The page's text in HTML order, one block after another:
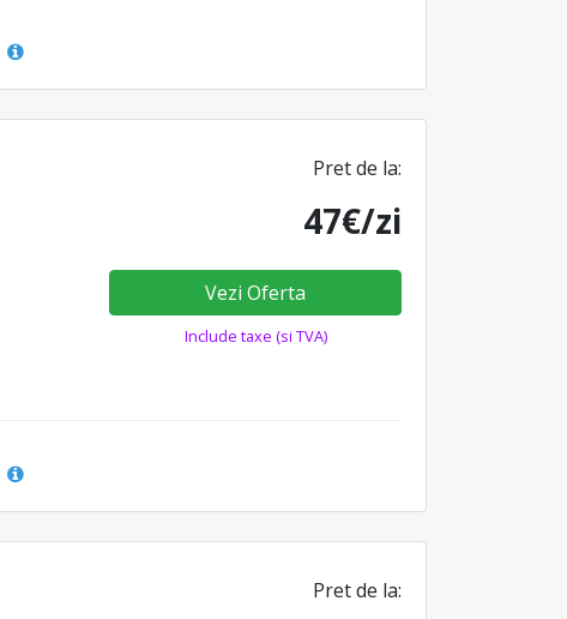
Pret de la:
47€/zi
Vezi Oferta
Include taxe (si TVA)
Pret de la: